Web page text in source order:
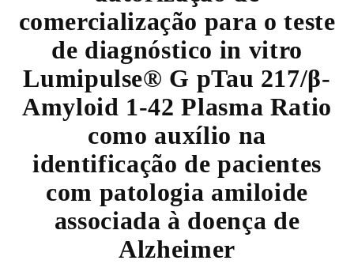
comercialização para o teste
de diagnóstico in vitro
Lumipulse® G pTau 217/β-
Amyloid 1-42 Plasma Ratio
como auxílio na
identificação de pacientes
com patologia amiloide
associada à doença de
Alzheimer